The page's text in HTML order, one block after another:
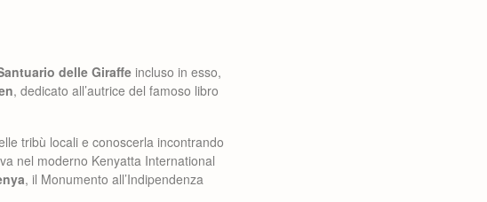
delle Giraffe incluso in esso,
, dedicato all’autrice del famoso libro
tribù locali e conoscerla incontrando
nel moderno Kenyatta International
, il Monumento all’Indipendenza